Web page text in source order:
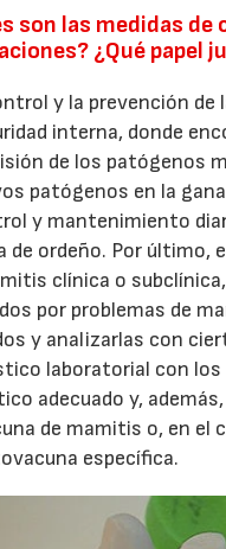
son las medidas
¿Qué papel
y la prevención
interna, donde
de los patógenos
patógenos en la
y mantenimiento
de ordeño. Por último,
clínica o
por problemas de
y analizarlas con
laboratorial con
adecuado y,
de mamitis o, en el
específica.